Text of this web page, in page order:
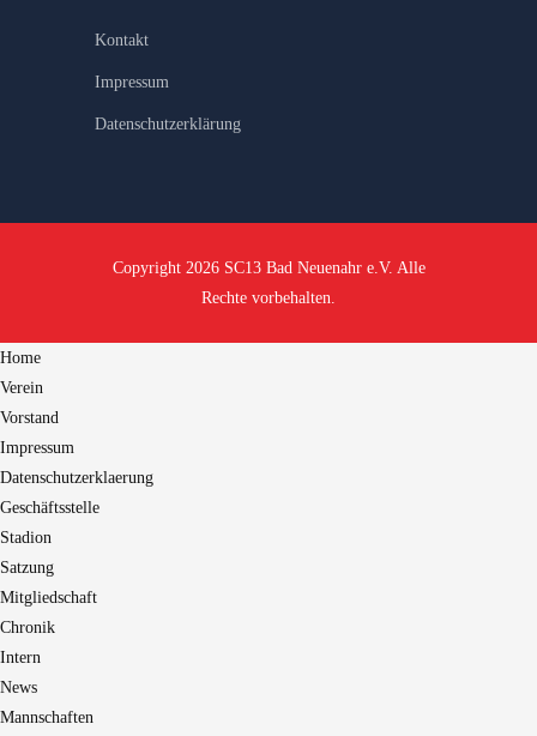
Kontakt
Impressum
Datenschutzerklärung
Copyright 2026 SC13 Bad Neuenahr e.V. Alle
Rechte vorbehalten.
Home
Verein
Vorstand
Impressum
Datenschutzerklaerung
Geschäftsstelle
Stadion
Satzung
Mitgliedschaft
Chronik
Intern
News
Mannschaften